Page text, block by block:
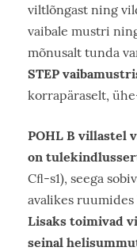
viltlõngast ning
vaibale mustri
mõnusalt tunda
STEP
korrapäraselt,
POHL B villastel
on
Cﬂ-s1), seega
avalikes ruumides
Lisaks toimivad
seinal